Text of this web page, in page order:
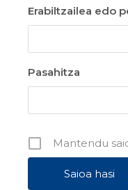
Erabiltzailea edo
Pasahitza
Mantendu